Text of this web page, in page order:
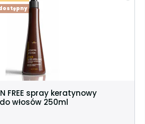
FREE spray keratynowy
włosów 250ml